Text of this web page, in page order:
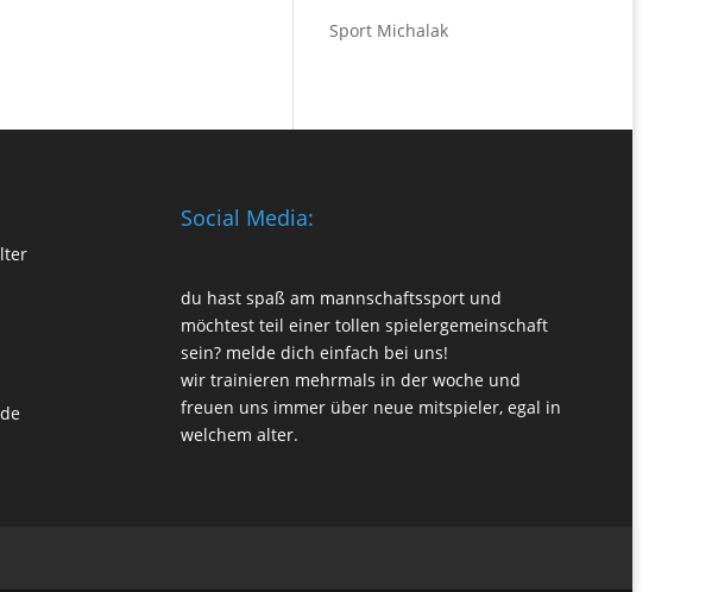
Sport Michalak
Social Media:
du hast spaß am mannschaftssport und
möchtest teil einer tollen spielergemeinschaft
sein? melde dich einfach bei uns!
wir trainieren mehrmals in der woche und
freuen uns immer über neue mitspieler, egal in
welchem alter.